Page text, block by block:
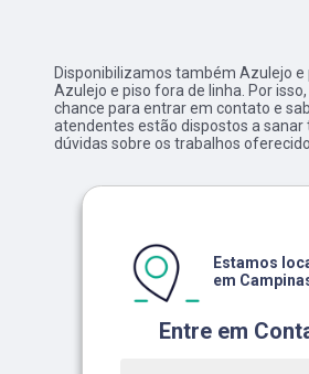
Disponibilizamos também Azulejo e
Azulejo e piso fora de linha. Por
chance para entrar em contato e
atendentes estão dispostos a sanar
dúvidas sobre os trabalhos
Entre em
Estamos
em